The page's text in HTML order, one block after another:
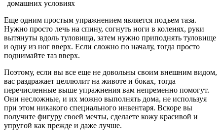
Еще одним простым упражнением является подъем таза.
Нужно просто лечь на спину, согнуть ноги в коленях, руки
вытянуты вдоль туловища, затем нужно приподнять туловище
и одну из ног вверх. Если сложно по началу, тогда просто
поднимайте таз вверх.
Поэтому, если вы все еще не довольны своим внешним видом,
вас раздражает целлюлит на животе и боках, тогда
перечисленные выше упражнения вам непременно помогут.
Они несложные, и их можно выполнять дома, не используя
при этом никакого специального инвентаря. Вскоре вы
получите фигуру своей мечты, сделаете кожу красивой и
упругой как прежде и даже лучше.